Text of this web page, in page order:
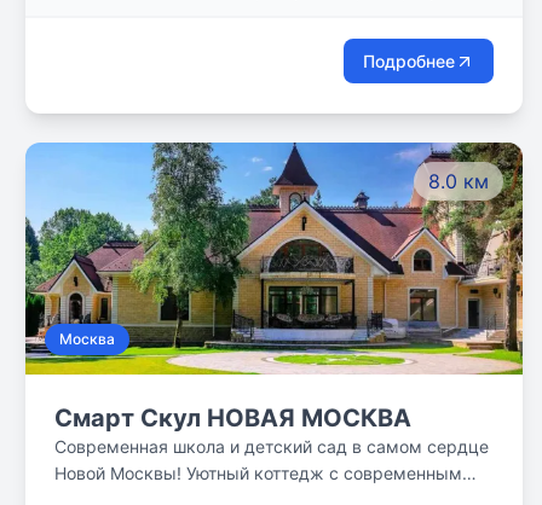
Подробнее
8.0 км
Москва
Смарт Скул НОВАЯ МОСКВА
Современная школа и детский сад в самом сердце
Новой Москвы! Уютный коттедж с современным